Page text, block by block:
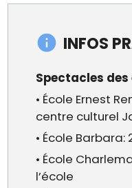
INFOS
Spectacles des
• École Ernest
centre culturel
• École Barbara:
• École
l’école